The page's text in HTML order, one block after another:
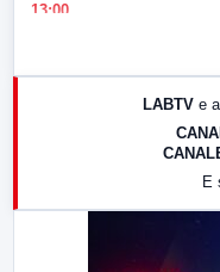
13:00
LABTV e
E